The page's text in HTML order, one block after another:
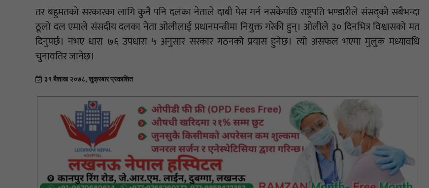
तर बहुमतको सरकारका लागि कुनै पनि दलका नेताले दाबी पेस गर्न नसकेपछि राष्ट्रपति भण्डारीले संसद्को सबैभन्दा
ठूलो दल एमाले संसदीय दलका नेता ओलीलाई प्रधानमन्त्रीमा नियुक्त गरेकी हुन्। ओलीले ३० दिनभित्र विश्वासको मत
दिनुपर्छ। नभए धारा ७६ उपधारा ५ अनुसार सरकार गठनको प्रयास हुनेछ। त्यो असफल भएमा मुलुक मध्यावधि
चुनावतिर जानेछ।
३१ बैशाख २०७८, शुक्रबार प्रकाशित